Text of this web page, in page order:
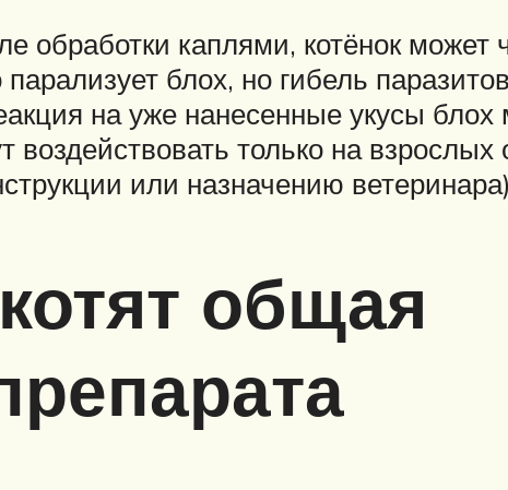
обработки каплями, котёнок может
блох, но гибель
на уже нанесенные укусы
только на взрослых
или назначению
общая